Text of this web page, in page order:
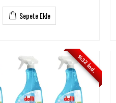
Sepete Ekle
%32 İnd.